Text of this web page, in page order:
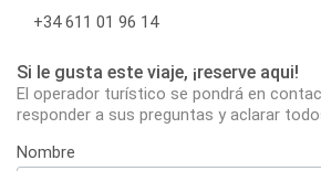
+34 611 01 96 14
Si le gusta este viaje, ¡reserve aqui!
El operador turístico se pondrá en
responder a sus preguntas y aclarar
Nombre